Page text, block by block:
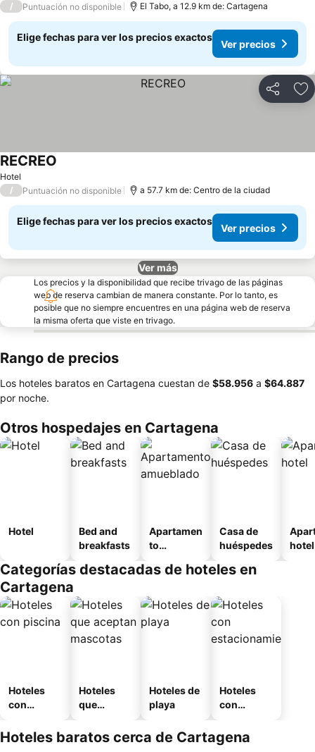
/ Puntuación no disponible El Tabo, a 12.9 km de: Cartagena
Elige fechas para ver los precios exactos
Ver precios
Compartir
Hotel
RECREO
/ Puntuación no disponible a 57.7 km de: Centro de la ciudad
Elige fechas para ver los precios exactos
Ver precios
Ver más
Los precios y la disponibilidad que recibe trivago de las páginas
web de reserva cambian de manera constante. Por lo tanto, es
posible que no siempre encuentres en una página web de reserva
la misma oferta que viste en trivago.
Rango de precios
Los hoteles baratos en Cartagena cuestan de ‎$58.956 a ‎$64.887
por noche.
Otros hospedajes en Cartagena
Hotel
Bed and
breakfasts
Apartamen
to
o
Casa de
huéspedes
hotel
Categorías destacadas de hoteles en
Cartagena
Hoteles
con
Hoteles
que
mascotas
Hoteles de
playa
Hoteles
con
miento
Hoteles baratos cerca de Cartagena